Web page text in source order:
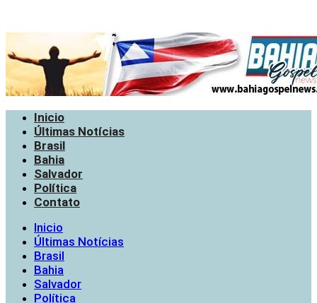
Inicio
Últimas Notícias
Brasil
Bahia
Salvador
Política
Contato
Inicio
Últimas Notícias
Brasil
Bahia
Salvador
Política